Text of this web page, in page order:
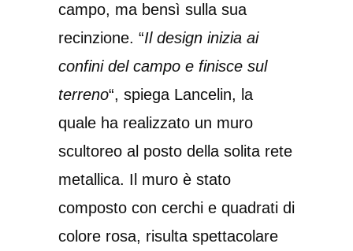
campo, ma bensì sulla sua
recinzione. “Il design inizia ai
confini del campo e finisce sul
terreno“, spiega Lancelin, la
quale ha realizzato un muro
scultoreo al posto della solita rete
metallica. Il muro è stato
composto con cerchi e quadrati di
colore rosa, risulta spettacolare